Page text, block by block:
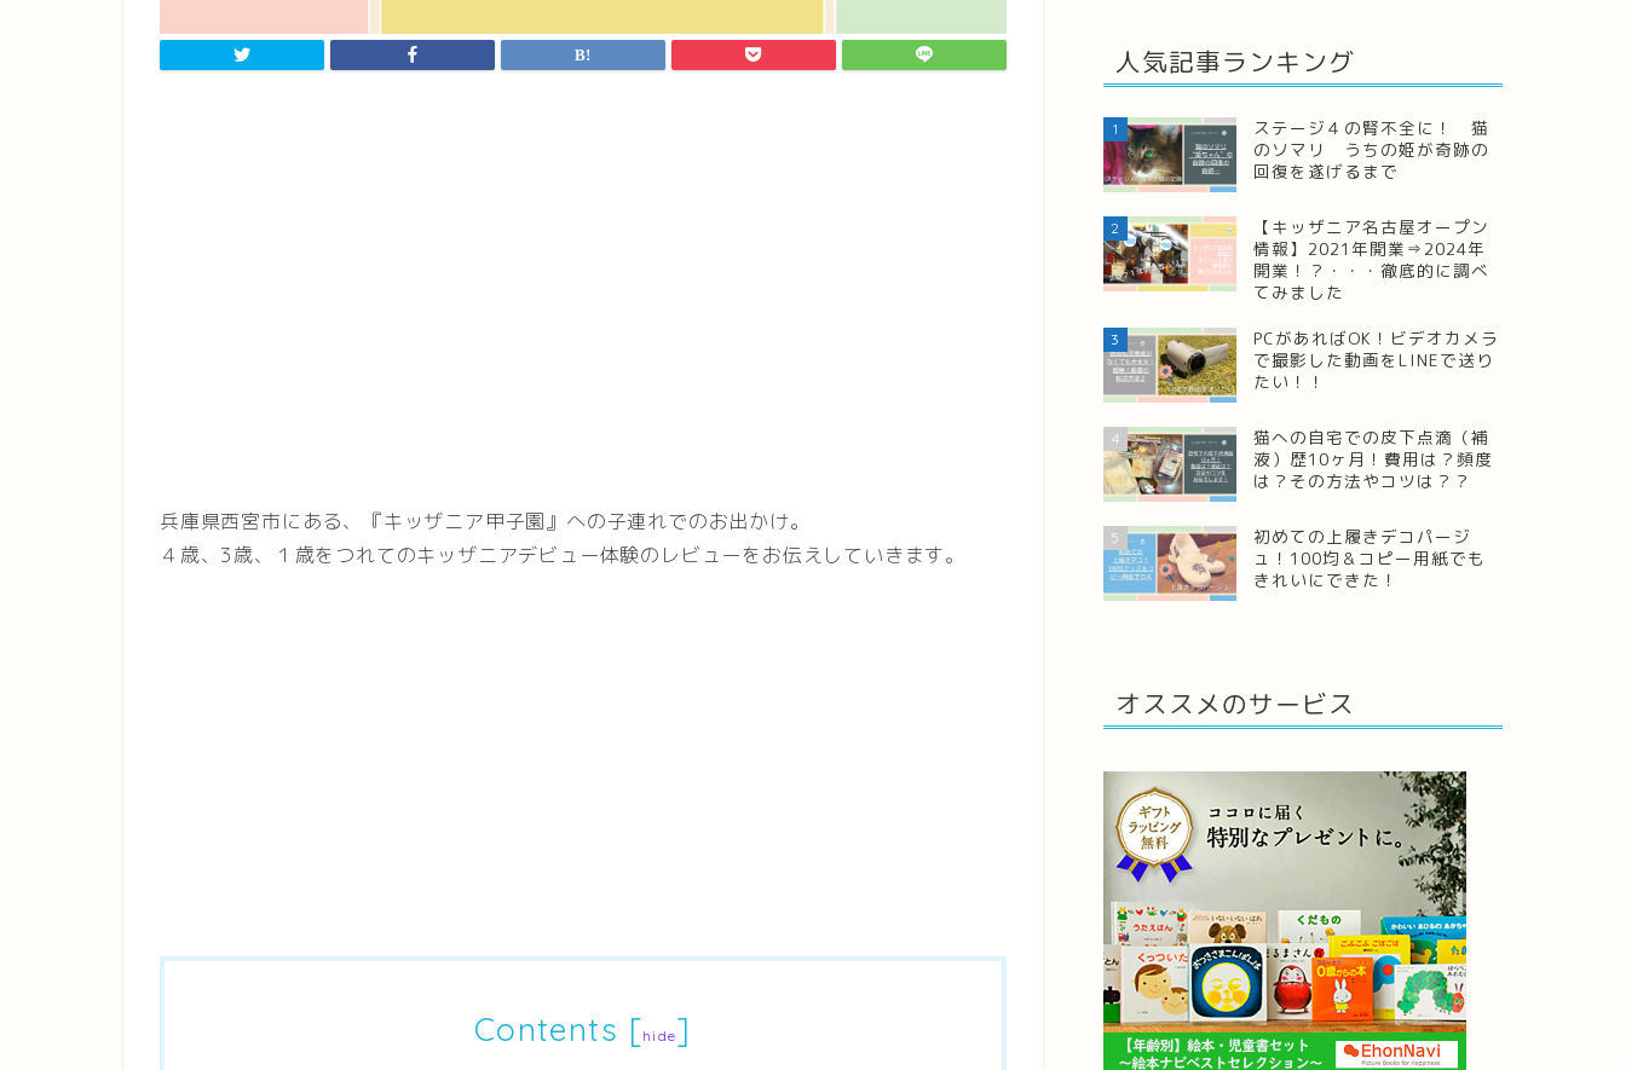
兵庫県西宮市にある、『キッザニア甲子園』への子連れでのお出かけ。
４歳、3歳、１歳をつれてのキッザニアデビュー体験のレビューをお伝えしていきます。
Contents [hide]
人気記事ランキング
1
ステージ４の腎不全に！ 猫
のソマリ うちの姫が奇跡の
回復を遂げるまで
2
【キッザニア名古屋オープン
情報】2021年開業⇒2024年
開業！？・・・徹底的に調べ
てみました
3
PCがあればOK！ビデオカメラ
で撮影した動画をLINEで送り
たい！！
4
猫への自宅での皮下点滴（補
液）歴10ヶ月！費用は？頻度
は？その方法やコツは？？
5
初めての上履きデコパージ
ュ！100均＆コピー用紙でも
きれいにできた！
オススメのサービス